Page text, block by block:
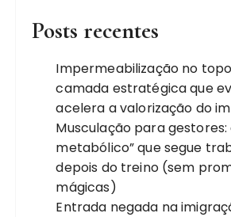
Posts recentes
Impermeabilização no
camada estratégica que
acelera a valorização do
Musculação para
metabólico” que segue
depois do treino (sem
mágicas)
Entrada negada na